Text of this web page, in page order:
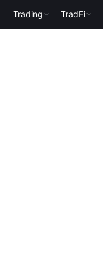
Trading TradFi